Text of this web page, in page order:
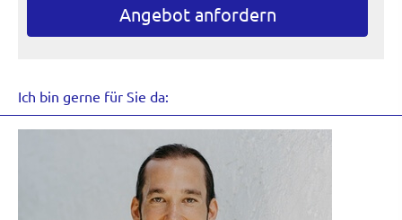
An­ge­bot an­for­dern
Ich bin gerne für Sie da: